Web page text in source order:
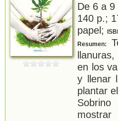
De 6 a
140 p.;
papel;
Resumen:
en los
y llenar
plantar